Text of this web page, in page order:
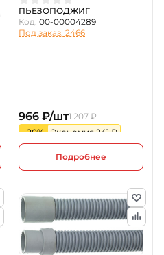
ПЬЕЗОПОДЖИГ
Код: 00-00004289
Под заказ: 2466
966 ₽/шт1 207 ₽
-20%
Экономия 241 ₽
Подробнее